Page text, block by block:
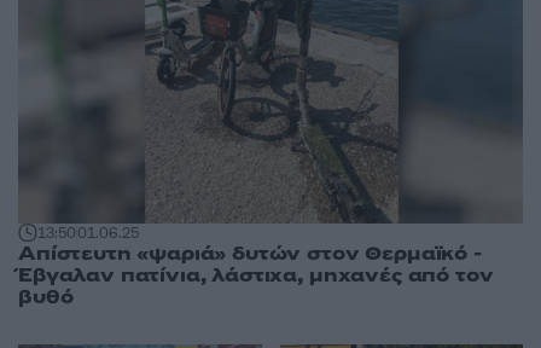
13:5001.06.25
Απίστευτη «ψαριά» δυτών στον Θερμαϊκό -
Έβγαλαν πατίνια, λάστιχα, μηχανές από τον
βυθό